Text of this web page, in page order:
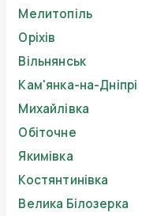
Мелитопіль
Оріхів
Вільнянськ
Кам'янка-на-Дніпрі
Михайлівка
Обіточне
Якимівка
Костянтинівка
Велика Білозерка